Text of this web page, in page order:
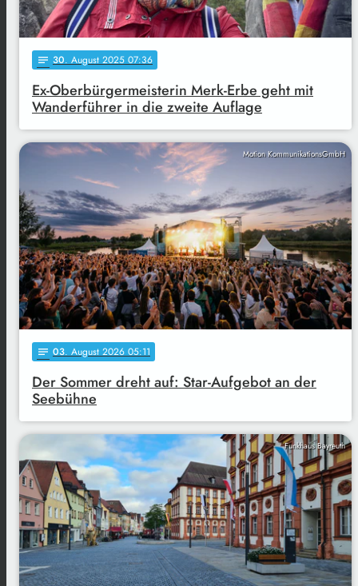
notes 30. August 2025 07:36
Ex-Oberbürgermeisterin Merk-Erbe geht mit
Wanderführer in die zweite Auflage
Motion KommunikationsGmbH
notes 03. August 2026 05:11
Der Sommer dreht auf: Star-Aufgebot an der
Seebühne
Funkhaus Bayreuth